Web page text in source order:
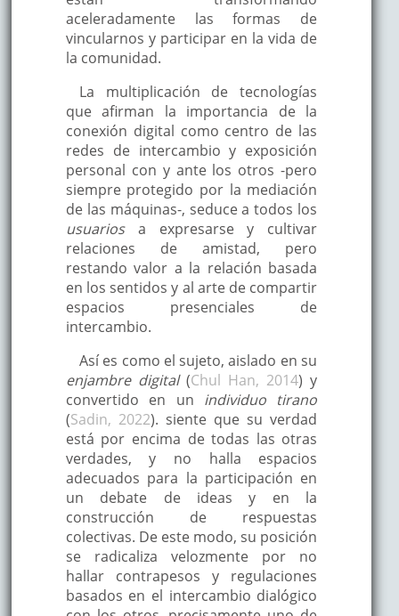
aceleradamente las formas de
vincularnos y participar en la vida de
la comunidad.
La multiplicación de tecnologías
que afirman la importancia de la
conexión digital como centro de las
redes de intercambio y exposición
personal con y ante los otros -pero
siempre protegido por la mediación
de las máquinas-, seduce a todos los
usuariosa expresarse y cultivar
relaciones de amistad, pero
restando valor a la relación basada
en los sentidos y al arte de compartir
espacios presenciales de
intercambio.
Así es como el sujeto, aislado en su
enjambre digital (Chul Han, 2014) y
convertido en un individuo tirano
(Sadin, 2022). siente que su verdad
está por encima de todas las otras
verdades, y no halla espacios
adecuados para la participación en
un debate de ideas y en la
construcción de respuestas
colectivas. De este modo, su posición
se radicaliza velozmente por no
hallar contrapesos y regulaciones
basados en el intercambio dialógico